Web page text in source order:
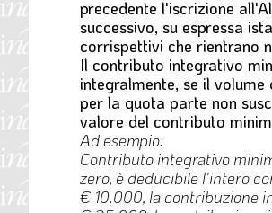
precedente l'iscrizione
successivo, su espressa
corrispettivi che rientrano
Il contributo integrativo
integralmente, se il
per la quota parte non
valore del contributo
Ad esempio:
Contributo integrativo
zero, è deducibile l'intero
€ 10.000, la contribuzione